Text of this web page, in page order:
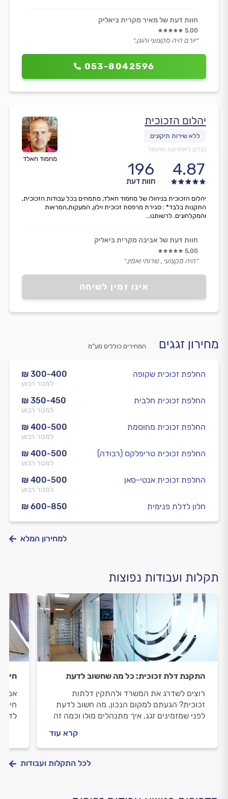
053-8042596
חוות דעת של מאיר מקרית ביאליק
5.00
״יורם היה מקצועי והוגן.״
מחמוד חאלד
יהלום הזכוכית
נבדק לאחרונה אתמול
4.87
196
חוות דעת
אינו זמין לשיחה
יהלום הזכוכית בניהולו של מחמוד חאלד, מתמחים בכל עבודות הזכוכית,
התקנות בלבד* : סגירת מרפסת זכוכית וילון, המעקות,המראות
והמקלחונים. לרשותנו...
חוות דעת של אביבה מקרית ביאליק
5.00
״היה מקצועי , שרותי ואמין.״
מחירון זגגים המחירים כוללים מע”מ
₪ 300-400
למטר רבוע
החלפת זכוכית שקופה
₪ 350-450
למטר רבוע
החלפת זכוכית חלבית
₪ 400-500
למטר רבוע
החלפת זכוכית מחוסמת
₪ 400-500
למטר רבוע
החלפת זכוכית טריפלקס (רבודה)
₪ 400-500
למטר רבוע
החלפת זכוכית אנטי-סאן
₪ 600-850 חלון לדלת פנימית
למחירון המלא
תקלות ועבודות נפוצות
התקנת דלת זכוכית: כל מה שחשוב לדעת
רוצים לשדרג את המשרד ולהתקין דלתות
זכוכית? הגעתם למקום הנכון. מה חשוב לדעת
לפני שמזמינים זגג, איך מתנהלים מולו וכמה זה
קרא עוד
אם
לכל התקלות ועבודות